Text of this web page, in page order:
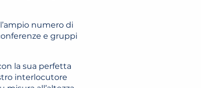
numero di
e gruppi
la sua perfetta
interlocutore